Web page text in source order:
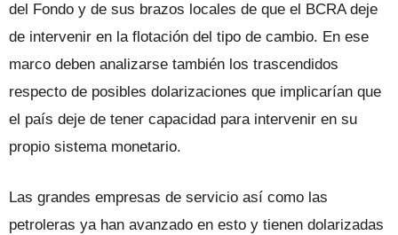
del Fondo y de sus brazos locales de que el BCRA deje
de intervenir en la flotación del tipo de cambio. En ese
marco deben analizarse también los trascendidos
respecto de posibles dolarizaciones que implicarían que
el país deje de tener capacidad para intervenir en su
propio sistema monetario.
Las grandes empresas de servicio así como las
petroleras ya han avanzado en esto y tienen dolarizadas